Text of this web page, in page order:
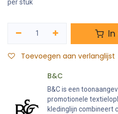
per stuk
Toevoegen aan verlanglijst
B&C
B&C is een
promotionele
kledinglijn combineert